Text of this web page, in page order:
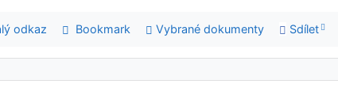
odkaz Bookmark Vybrané dokumenty Sdílet